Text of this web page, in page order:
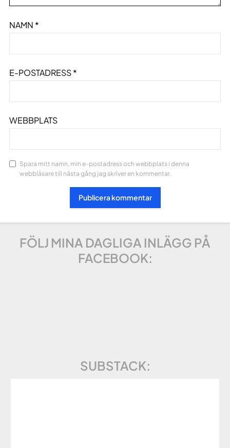
NAMN *
E-POSTADRESS*
WEBBPLATS
Spara mitt namn, min e-postadress och webbplats i denna
webbläsare till nästa gång jag skriver en kommentar.
FÖLJ MINA DAGLIGA INLÄGG PÅ
FACEBOOK:
SUBSTACK: